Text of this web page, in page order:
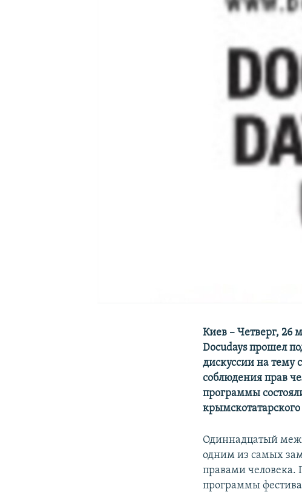
Киев – Четверг, 26
Docudays прошел
дискуссии на тему
соблюдения прав
программы
Одиннадцатый
одним из самых
правами человека.
программы